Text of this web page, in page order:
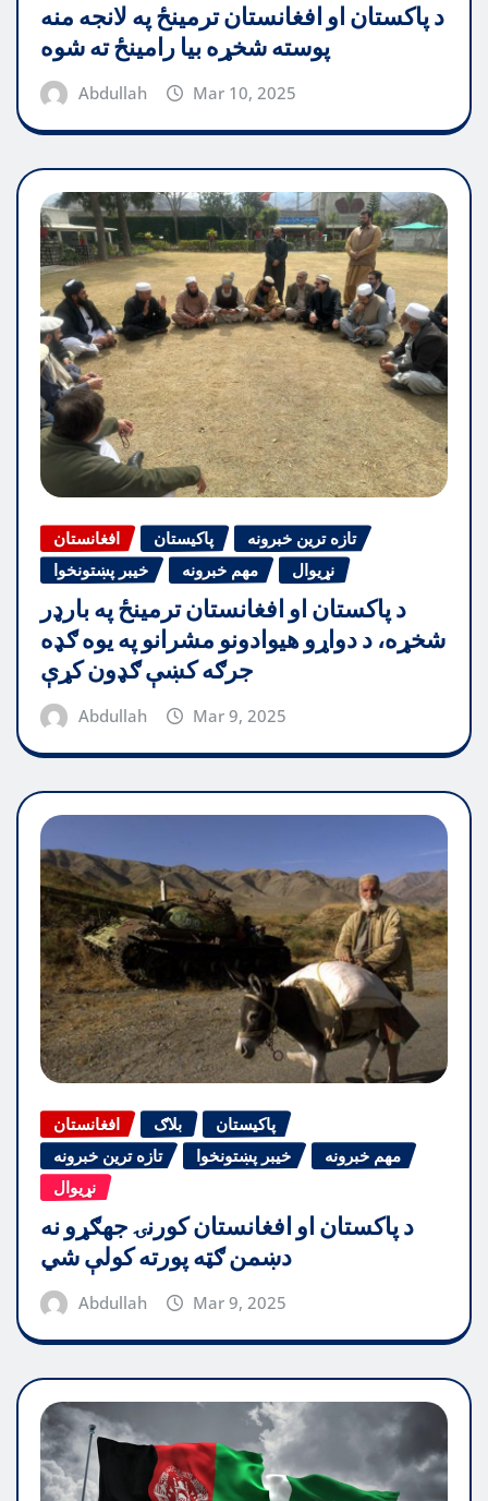
د پاکستان او افغانستان ترمینځ په لانجه منه
پوسته شخړه بیا رامینځ ته شوه
Abdullah Mar 10, 2025
افغانستان پاکیستان
تازه ترین خبرونه
خیبر پښتونخوا
مهم خبرونه نړیوال
د پاکستان او افغانستان ترمینځ په بارډر
شخړه، د دواړو هیوادونو مشرانو په یوه ګډه
جرګه کښې ګډون کړې
Abdullah Mar 9, 2025
افغانستان بلاګ
پاکیستان
تازه ترین خبرونه
خیبر پښتونخوا
مهم خبرونه
نړیوال
د پاکستان او افغانستان کورنۍ جهګړو نه
دښمن ګټه پورته کولې شي
Abdullah Mar 9, 2025